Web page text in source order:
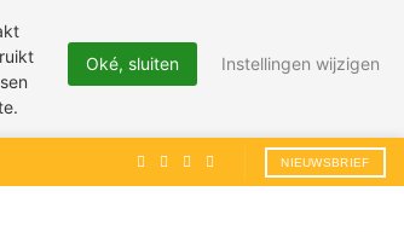
NIEUWSBRIEF
Oké, sluiten Instellingen wijzigen